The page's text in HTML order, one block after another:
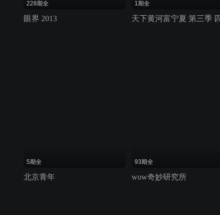
228期全
眼界 2013
1期全
5期全
北京青年
93期全
wow奇妙研究所